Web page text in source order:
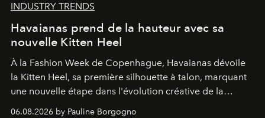
INDUSTRY TRENDS
Havaianas prend de la hauteur avec sa
nouvelle Kitten Heel
À la Fashion Week de Copenhague, Havaianas dévoile
la Kitten Heel, sa première silhouette à talon, marquant
une nouvelle étape dans l'évolution créative de la
06.08.2026 by Pauline Borgogno